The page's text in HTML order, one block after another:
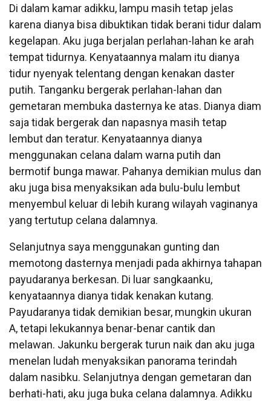
Di dalam kamar adikku, lampu masih tetap jelas
karena dianya bisa dibuktikan tidak berani tidur dalam
kegelapan. Aku juga berjalan perlahan-lahan ke arah
tempat tidurnya. Kenyataannya malam itu dianya
tidur nyenyak telentang dengan kenakan daster
putih. Tanganku bergerak perlahan-lahan dan
gemetaran membuka dasternya ke atas. Dianya diam
saja tidak bergerak dan napasnya masih tetap
lembut dan teratur. Kenyataannya dianya
menggunakan celana dalam warna putih dan
bermotif bunga mawar. Pahanya demikian mulus dan
aku juga bisa menyaksikan ada bulu-bulu lembut
menyembul keluar di lebih kurang wilayah vaginanya
yang tertutup celana dalamnya.
Selanjutnya saya menggunakan gunting dan
memotong dasternya menjadi pada akhirnya tahapan
payudaranya berkesan. Di luar sangkaanku,
kenyataannya dianya tidak kenakan kutang.
Payudaranya tidak demikian besar, mungkin ukuran
A, tetapi lekukannya benar-benar cantik dan
melawan. Jakunku bergerak turun naik dan aku juga
menelan ludah menyaksikan panorama terindah
dalam nasibku. Selanjutnya dengan gemetaran dan
berhati-hati, aku juga buka celana dalamnya. Adikku